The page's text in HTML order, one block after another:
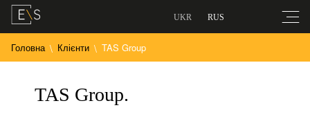
UKR RUS
Головна Клієнти TAS Group
TAS Group.